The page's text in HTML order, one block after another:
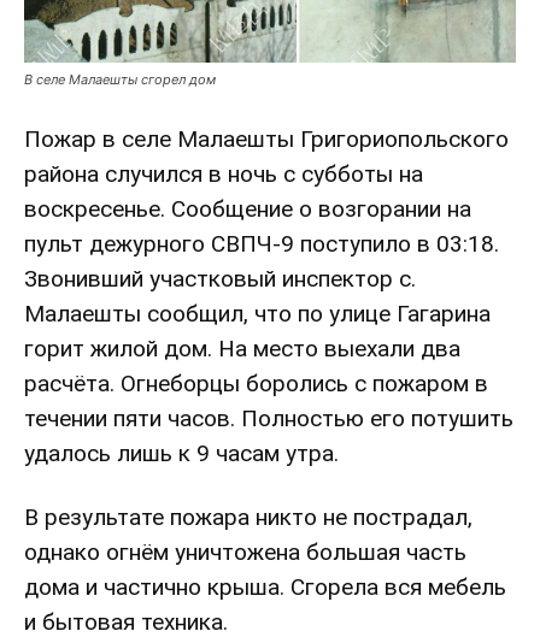
В селе Малаешты сгорел дом
Пожар в селе Малаешты Григориопольского
района случился в ночь с субботы на
воскресенье. Сообщение о возгорании на
пульт дежурного СВПЧ-9 поступило в 03:18.
Звонивший участковый инспектор с.
Малаешты сообщил, что по улице Гагарина
горит жилой дом. На место выехали два
расчёта. Огнеборцы боролись с пожаром в
течении пяти часов. Полностью его потушить
удалось лишь к 9 часам утра.
В результате пожара никто не пострадал,
однако огнём уничтожена большая часть
дома и частично крыша. Сгорела вся мебель
и бытовая техника.